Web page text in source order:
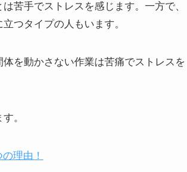
苦手でストレスを感じます。一方で、
つタイプの人もいます。
を動かさない作業は苦痛でストレスを
。
理由！